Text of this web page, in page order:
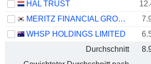
HAL TRUST
MERITZ FINANCIAL GROUP INC.
WHSP HOLDINGS LIMITED
Durchschnitt